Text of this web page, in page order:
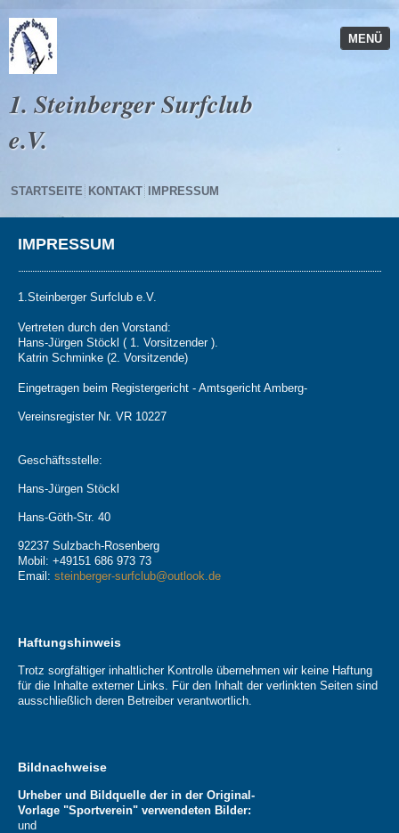
MENÜ
1. Steinberger Surfclub
e.V.
STARTSEITE KONTAKT IMPRESSUM
IMPRESSUM
1.Steinberger Surfclub e.V.
Vertreten durch den Vorstand:
Hans-Jürgen Stöckl ( 1. Vorsitzender ).
Katrin Schminke (2. Vorsitzende)
Eingetragen beim Registergericht - Amtsgericht Amberg-
Vereinsregister Nr. VR 10227
Geschäftsstelle:
Hans-Jürgen Stöckl
Hans-Göth-Str. 40
92237 Sulzbach-Rosenberg
Mobil: +49151 686 973 73
Email: steinberger-surfclub@outlook.de
Haftungshinweis
Trotz sorgfältiger inhaltlicher Kontrolle übernehmen wir keine Haftung
für die Inhalte externer Links. Für den Inhalt der verlinkten Seiten sind
ausschließlich deren Betreiber verantwortlich.
Bildnachweise
Urheber und Bildquelle der in der Original-
Vorlage "Sportverein" verwendeten Bilder:
und